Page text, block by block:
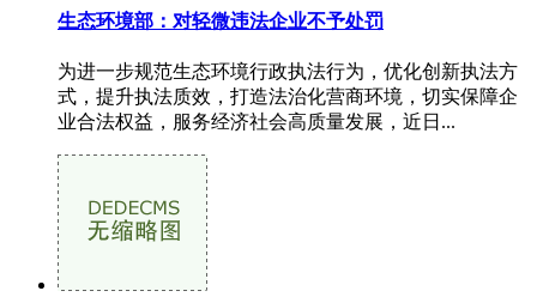
生态环境部：对轻微违法企业不予处罚
为进一步规范生态环境行政执法行为，优化创新执法方
式，提升执法质效，打造法治化营商环境，切实保障企
业合法权益，服务经济社会高质量发展，近日...